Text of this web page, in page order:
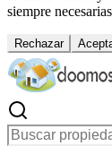
siempre
Rechazar